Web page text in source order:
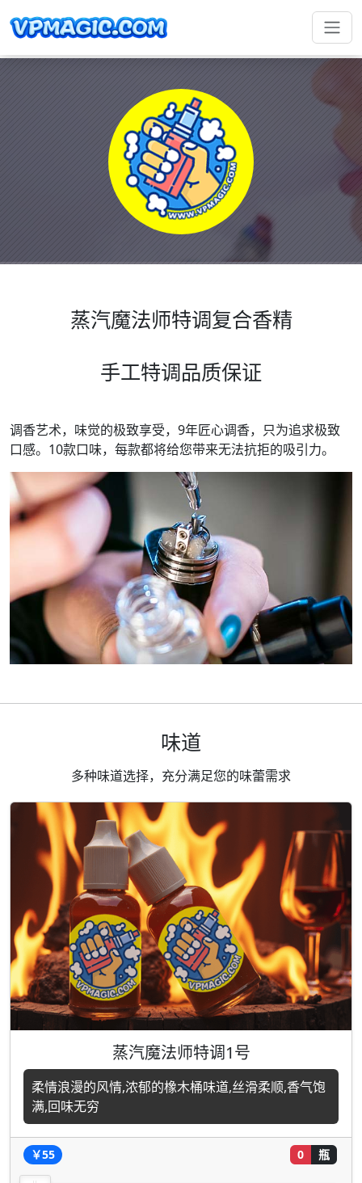
蒸汽魔法师特调复合香精
手工特调品质保证
调香艺术，味觉的极致享受，9年匠心调香，只为追求极致
口感。 10款口味，每款都将给您带来无法抗拒的吸引力。
味道
多种味道选择，充分满足您的味蕾需求
蒸汽魔法师特调1号
柔情浪漫的风情,浓郁的橡木桶味道,丝滑柔顺,香气饱
满,回味无穷
￥55 0 瓶